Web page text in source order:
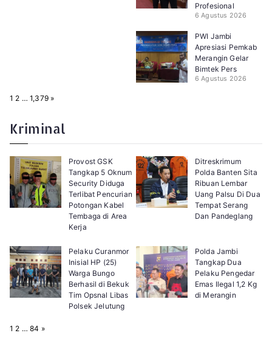
Profesional
6 Agustus 2026
PWI Jambi
Apresiasi Pemkab
Merangin Gelar
Bimtek Pers
6 Agustus 2026
P
:
1 2 … 1,379 N
»
Kriminal
Provost GSK
Tangkap 5 Oknum
Security Diduga
Terlibat Pencurian
Potongan Kabel
Tembaga di Area
Kerja
Ditreskrimum
Polda Banten Sita
Ribuan Lembar
Uang Palsu Di Dua
Tempat Serang
Dan Pandeglang
Pelaku Curanmor
Inisial HP (25)
Warga Bungo
Berhasil di Bekuk
Tim Opsnal Libas
Polsek Jelutung
Polda Jambi
Tangkap Dua
Pelaku Pengedar
Emas Ilegal 1,2 Kg
di Merangin
P1 2 … 84 N
»